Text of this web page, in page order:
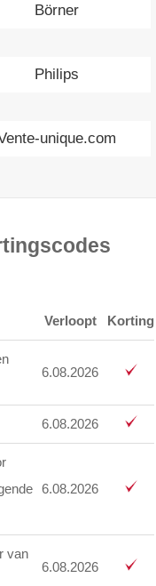
Börner
Philips
unique.com
Verloopt Korting
6.08.2026
6.08.2026
6.08.2026
van
6.08.2026